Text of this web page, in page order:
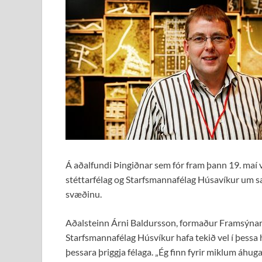
Á aðalfundi Þingiðnar sem fór fram þann 19.
stéttarfélag og Starfsmannafélag Húsavíkur um
svæðinu.
Aðalsteinn Árni Baldursson, formaður
Starfsmannafélag Húsvíkur hafa tekið vel í
þessara þriggja félaga. „Ég finn fyrir miklum